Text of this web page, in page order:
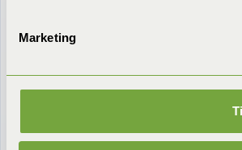
Marketing
Kunne ikke hente indlæg